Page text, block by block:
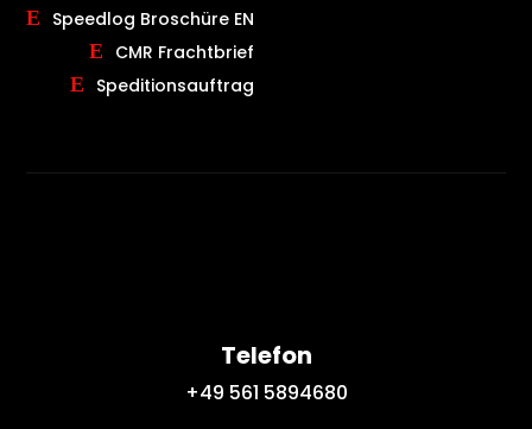
Speedlog Broschüre EN
CMR Frachtbrief
Speditionsauftrag
Telefon
+49 561 5894680